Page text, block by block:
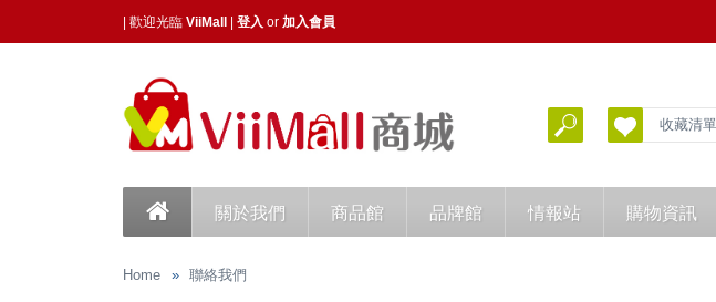
| 歡迎光臨 ViiMall 登入 or 加入會員
收藏清單
關於我們 商品館 品牌館 情報站 購物資訊
Home 聯絡我們